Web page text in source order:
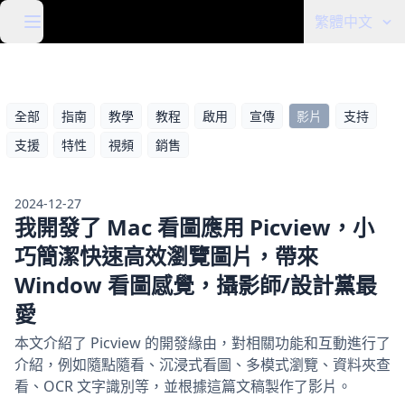
繁體中文
全部 指南 教學 教程 啟用 宣傳 影片
支持
支援
特性 視頻 銷售
2024-12-27
我開發了 Mac 看圖應用 Picview，小
巧簡潔快速高效瀏覽圖片，帶來
Window 看圖感覺，攝影師/設計黨最
愛
本文介紹了 Picview 的開發緣由，對相關功能和互動進行了
介紹，例如隨點隨看、沉浸式看圖、多模式瀏覽、資料夾查
看、OCR 文字識別等，並根據這篇文稿製作了影片。